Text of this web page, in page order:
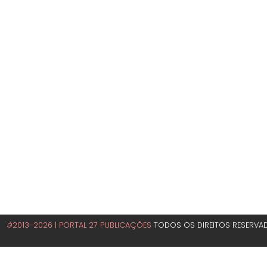
©2013-2026 | PORTAL 27 PUBLICAÇÕES TODOS OS DIREITOS